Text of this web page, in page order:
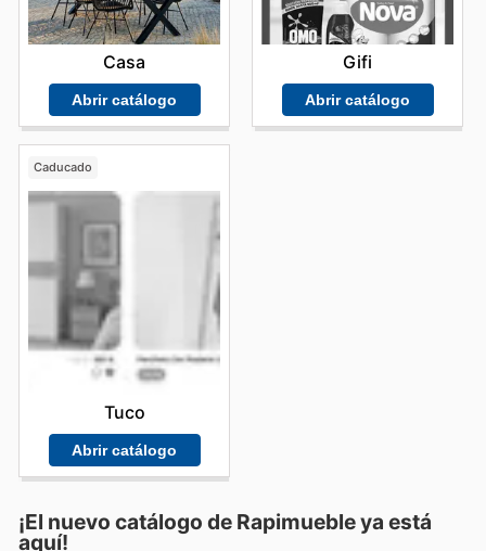
Casa
Abrir catálogo
Gifi
Abrir catálogo
Caducado
Tuco
Abrir catálogo
¡El nuevo catálogo de Rapimuebleya está
aquí!